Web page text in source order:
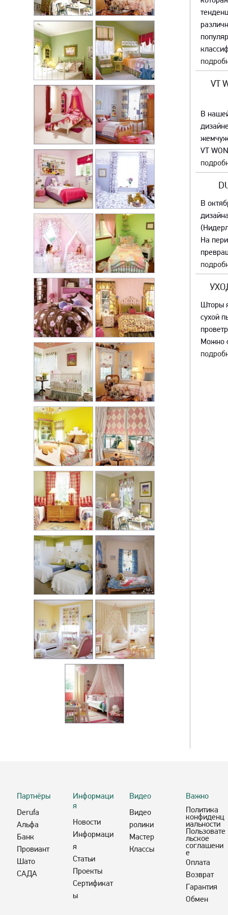
VT
В
VT
В
На
Шторы
сухой
Можно
Партнёры
Derufa
Альфа
Банк
Провиант
Шато
САДА
Информаци
я
Новости
Информаци
я
Статьи
Проекты
Сертификат
ы
Видео
Видео
ролики
Мастер
Классы
Важно
Политика
конфиденц
иальности
Пользовате
льское
соглашени
е
Оплата
Возврат
Гарантия
Обмен